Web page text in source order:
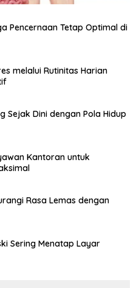
Pencernaan Tetap Optimal di
melalui Rutinitas Harian
Sejak Dini dengan Pola Hidup
Kantoran untuk
Rasa Lemas dengan
Sering Menatap Layar